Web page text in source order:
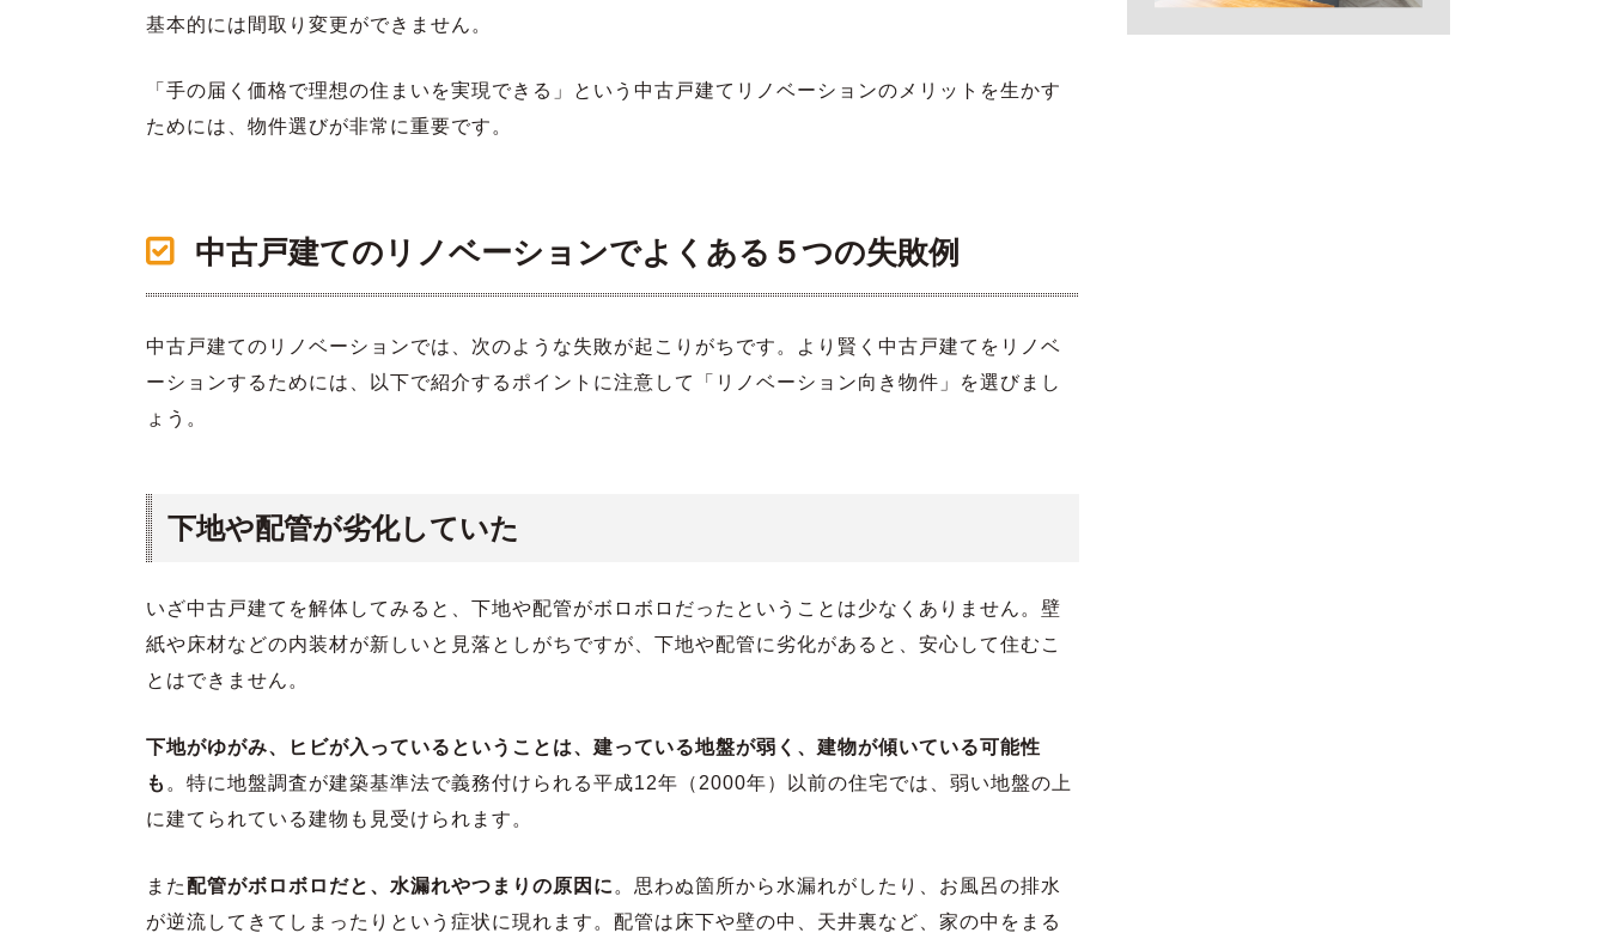
基本的には間取り変更ができません。
「手の届く価格で理想の住まいを実現できる」という中古戸建てリノベーションのメリットを生かす
ためには、物件選びが非常に重要です。
中古戸建てのリノベーションでよくある５つの失敗例
中古戸建てのリノベーションでは、次のような失敗が起こりがちです。より賢く中古戸建てをリノベ
ーションするためには、以下で紹介するポイントに注意して「リノベーション向き物件」を選びまし
ょう。
下地や配管が劣化していた
いざ中古戸建てを解体してみると、下地や配管がボロボロだったということは少なくありません。壁
紙や床材などの内装材が新しいと見落としがちですが、下地や配管に劣化があると、安心して住むこ
とはできません。
下地がゆがみ、ヒビが入っているということは、建っている地盤が弱く、建物が傾いている可能性
も 。特に地盤調査が建築基準法で義務付けられる平成12年（2000年）以前の住宅では、弱い地盤の上
に建てられている建物も見受けられます。
また配管がボロボロだと、水漏れやつまりの原因に 。思わぬ箇所から水漏れがしたり、お風呂の排水
が逆流してきてしまったりという症状に現れます。配管は床下や壁の中、天井裏など、家の中をまる